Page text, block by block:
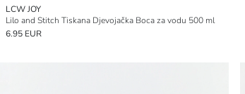
LCW JOY
Lilo and Stitch Tiskana Djevojačka Boca za vodu 500 ml
6.95 EUR